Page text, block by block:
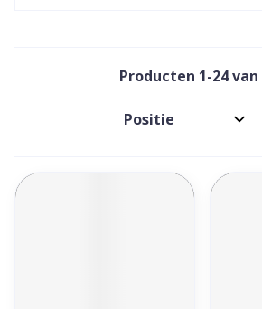
Producten 1-24van
Sorteer op: